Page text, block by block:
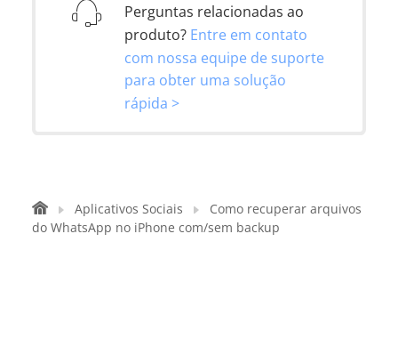
Perguntas relacionadas ao
produto? Entre em contato
com nossa equipe de suporte
para obter uma solução
rápida >
Aplicativos Sociais
Como recuperar arquivos
do WhatsApp no ​​iPhone com/sem backup